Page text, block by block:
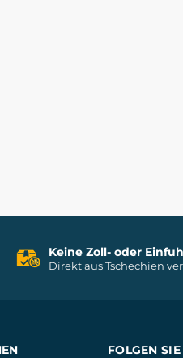
Keine Zoll- oder
Direkt aus Tschechien
FOLGEN